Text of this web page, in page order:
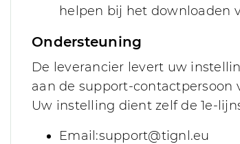
helpen bij het downloaden
Ondersteuning
De leverancier levert uw
aan de support-contactpersoon
Uw instelling dient zelf de 1e-
Email:support@tignl.eu